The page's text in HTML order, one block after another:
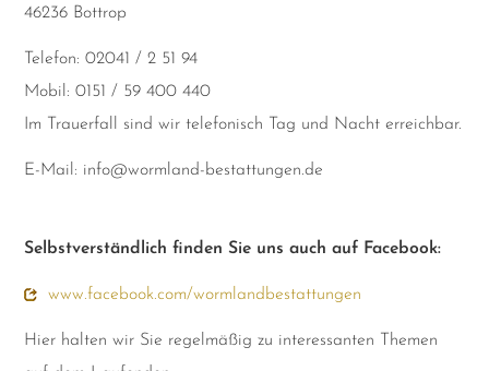
46236 Bottrop
Telefon: 02041 / 2 51 94
Mobil: 0151 / 59 400 440
Im Trauerfall sind wir telefonisch Tag und Nacht erreichbar.
E-Mail: info@wormland-bestattungen.de
Selbstverständlich finden Sie uns auch auf Facebook:
www.facebook.com/wormlandbestattungen
Hier halten wir Sie regelmäßig zu interessanten Themen